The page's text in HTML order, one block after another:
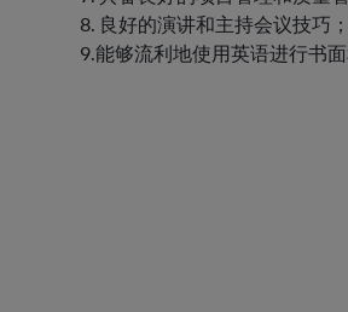
8. 良好的演讲和主持会议技巧；
9.能够流利地使用英语进行书